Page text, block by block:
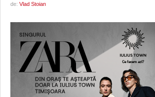
de: Vlad Stoian